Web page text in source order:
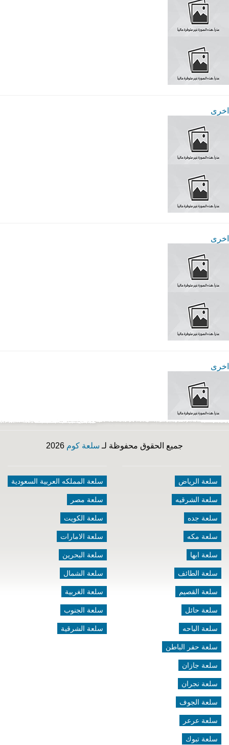
اخرى
اخرى
اخرى
جميع الحقوق محفوظة لـ سلعة كوم
سلعة الرياض
سلعة الشرقيه
سلعة جده
سلعة مكه
سلعة ابها
سلعة الطائف
سلعة القصيم
سلعة حائل
سلعة الباحه
سلعة حفر الباطن
سلعة جازان
سلعة نجران
سلعة الجوف
سلعة عرعر
سلعة تبوك
سلعة المملكه العربية السعودية
سلعة مصر
سلعة الكويت
سلعة الامارات
سلعة البحرين
سلعة الشمال
سلعة الغربية
سلعة الجنوب
سلعة الشرقية